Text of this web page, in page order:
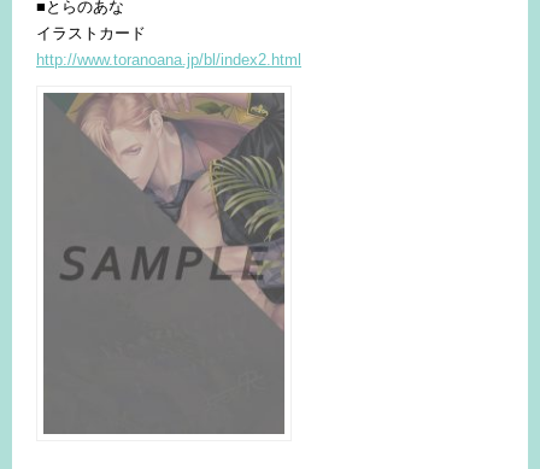
■とらのあな
イラストカード
http://www.toranoana.jp/bl/index2.html